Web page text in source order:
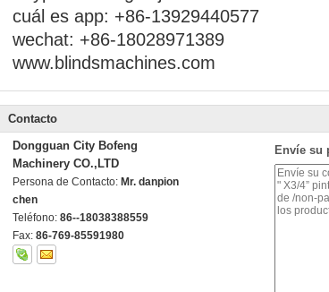
cuál es app: +86-13929440577
wechat: +86-18028971389
www.blindsmachines.com
Contacto
Dongguan City Bofeng
Machinery CO.,LTD
Persona de Contacto: Mr. danpion
chen
Teléfono: 86--18038388559
Fax: 86-769-85591980
Envíe su